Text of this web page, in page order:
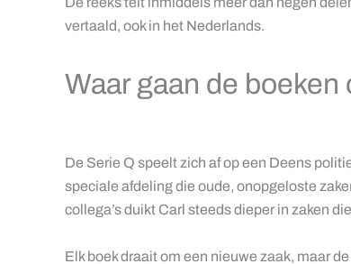
vertaald, ook in het Nederlands.
Waar gaan de boeken
De Serie Q speelt zich af op een Deens
speciale afdeling die oude, onopgeloste
collega’s duikt Carl steeds dieper in zaken
Elk boek draait om een nieuwe zaak, maar